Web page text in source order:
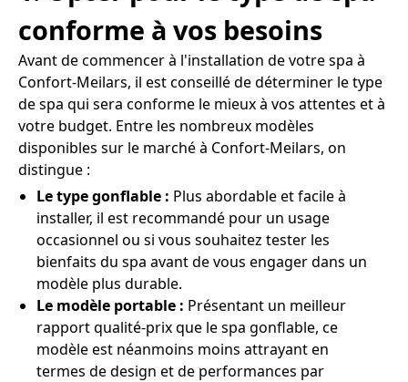
conforme à vos besoins
Avant de commencer à l'installation de votre spa à
Confort-Meilars, il est conseillé de déterminer le type
de spa qui sera conforme le mieux à vos attentes et à
votre budget. Entre les nombreux modèles
disponibles sur le marché à Confort-Meilars, on
distingue :
Le type gonflable : Plus abordable et facile à
installer, il est recommandé pour un usage
occasionnel ou si vous souhaitez tester les
bienfaits du spa avant de vous engager dans un
modèle plus durable.
Le modèle portable : Présentant un meilleur
rapport qualité-prix que le spa gonflable, ce
modèle est néanmoins moins attrayant en
termes de design et de performances par